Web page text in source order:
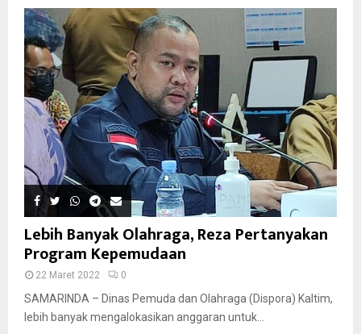
Lebih Banyak Olahraga, Reza Pertanyakan
Program Kepemudaan
22 Maret 2022 0
SAMARINDA – Dinas Pemuda dan Olahraga (Dispora) Kaltim,
lebih banyak mengalokasikan anggaran untuk...